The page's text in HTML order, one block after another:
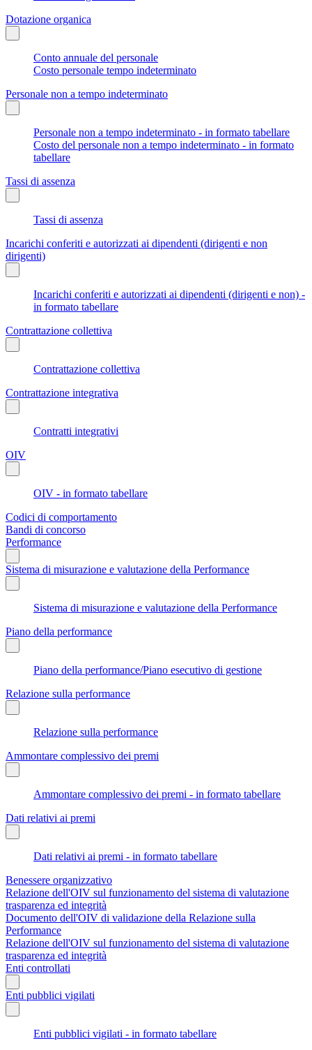
Dotazione organica
Conto annuale del personale
Costo personale tempo indeterminato
Personale non a tempo indeterminato
Personale non a tempo indeterminato - in formato tabellare
Costo del personale non a tempo indeterminato - in formato
tabellare
Tassi di assenza
Tassi di assenza
Incarichi conferiti e autorizzati ai dipendenti (dirigenti e non
dirigenti)
Incarichi conferiti e autorizzati ai dipendenti (dirigenti e non) -
in formato tabellare
Contrattazione collettiva
Contrattazione collettiva
Contrattazione integrativa
Contratti integrativi
OIV
OIV - in formato tabellare
Codici di comportamento
Bandi di concorso
Performance
Sistema di misurazione e valutazione della Performance
Sistema di misurazione e valutazione della Performance
Piano della performance
Piano della performance/Piano esecutivo di gestione
Relazione sulla performance
Relazione sulla performance
Ammontare complessivo dei premi
Ammontare complessivo dei premi - in formato tabellare
Dati relativi ai premi
Dati relativi ai premi - in formato tabellare
Benessere organizzativo
Relazione dell'OIV sul funzionamento del sistema di valutazione
trasparenza ed integrità
Documento dell'OIV di validazione della Relazione sulla
Performance
Relazione dell'OIV sul funzionamento del sistema di valutazione
trasparenza ed integrità
Enti controllati
Enti pubblici vigilati
Enti pubblici vigilati - in formato tabellare